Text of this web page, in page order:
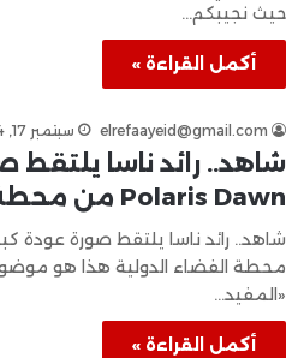
حيث نجيبكم…
أكمل القراءة »
elrefaayeid@gmail.com سبتمبر 17, 2024
شاهد.. رائد ناسا
Polaris Dawn من محطة الفضاء الدولية
محطة الفضاء الدولية هذا هو
«المفيد…
أكمل القراءة »